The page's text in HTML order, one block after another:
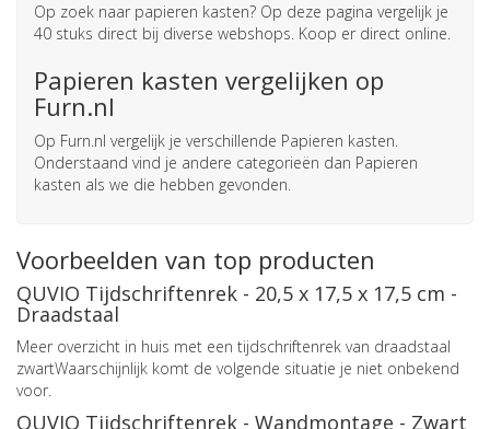
Op zoek naar papieren kasten? Op deze pagina vergelijk je
40 stuks direct bij diverse webshops. Koop er direct online.
Papieren kasten vergelijken op
Furn.nl
Op Furn.nl vergelijk je verschillende Papieren kasten.
Onderstaand vind je andere categorieën dan Papieren
kasten als we die hebben gevonden.
Voorbeelden van top producten
QUVIO Tijdschriftenrek - 20,5 x 17,5 x 17,5 cm -
Draadstaal
Meer overzicht in huis met een tijdschriftenrek van draadstaal
zwartWaarschijnlijk komt de volgende situatie je niet onbekend
voor.
QUVIO Tijdschriftenrek - Wandmontage - Zwart